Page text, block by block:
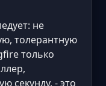
не
толерантную
только
секунду, - это